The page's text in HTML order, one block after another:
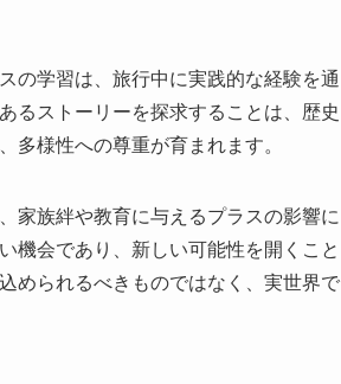
の学習は、旅行中に実践的な経験を通
るストーリーを探求することは、歴史
多様性への尊重が育まれます。
家族絆や教育に与えるプラスの影響に
機会であり、新しい可能性を開くこと
められるべきものではなく、実世界で